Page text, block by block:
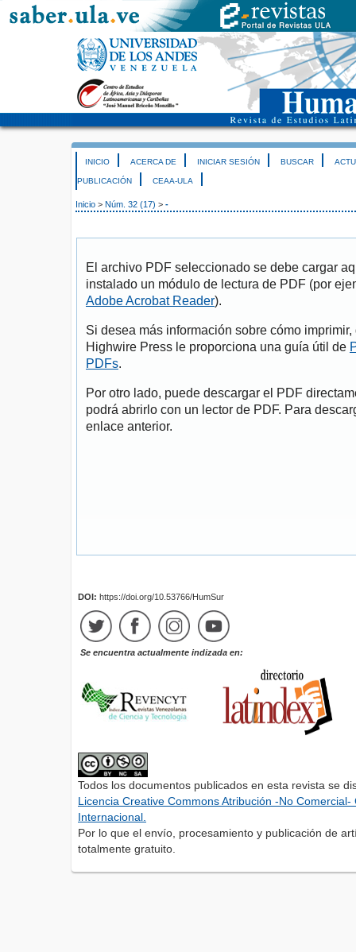
INICIO ACERCA DE INICIAR SESIÓN BUSCAR
PUBLICACIÓN CEAA-ULA
Inicio > Núm. 32 (17) > -
El archivo PDF seleccionado se debe cargar
instalado un módulo de lectura de PDF (por
Adobe Acrobat Reader).
Si desea más información sobre cómo
Highwire Press le proporciona una guía útil de
PDFs.
Por otro lado, puede descargar el PDF
podrá abrirlo con un lector de PDF. Para
enlace anterior.
DOI: https://doi.org/10.53766/HumSur
Se encuentra actualmente indizada en:
Todos los documentos publicados en esta revista se
Licencia Creative Commons Atribución -No
Internacional.
Por lo que el envío, procesamiento y publicación de
totalmente gratuito.